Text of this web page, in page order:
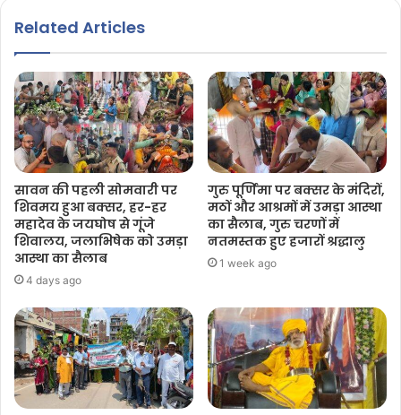
Related Articles
सावन की पहली सोमवारी पर
शिवमय हुआ बक्सर, हर-हर
महादेव के जयघोष से गूंजे
शिवालय, जलाभिषेक को उमड़ा
आस्था का सैलाब
4 days ago
गुरु पूर्णिमा पर बक्सर के मंदिरों,
मठों और आश्रमों में उमड़ा आस्था
का सैलाब, गुरु चरणों में
नतमस्तक हुए हजारों श्रद्धालु
1 week ago